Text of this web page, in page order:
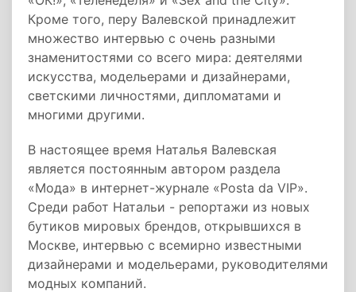
Кроме того, перу Валевской принадлежит
множество интервью с очень разными
знаменитостями со всего мира: деятелями
искусства, модельерами и дизайнерами,
светскими личностями, дипломатами и
многими другими.
В настоящее время Наталья Валевская
является постоянным автором раздела
«Мода» в интернет-журнале «Posta da VIP».
Среди работ Натальи - репортажи из новых
бутиков мировых брендов, открывшихся в
Москве, интервью с всемирно известными
дизайнерами и модельерами, руководителями
модных компаний.